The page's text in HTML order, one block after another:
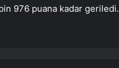
976 puana kadar geriledi.